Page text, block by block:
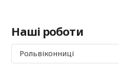
Наші роботи
Рольвіконниці